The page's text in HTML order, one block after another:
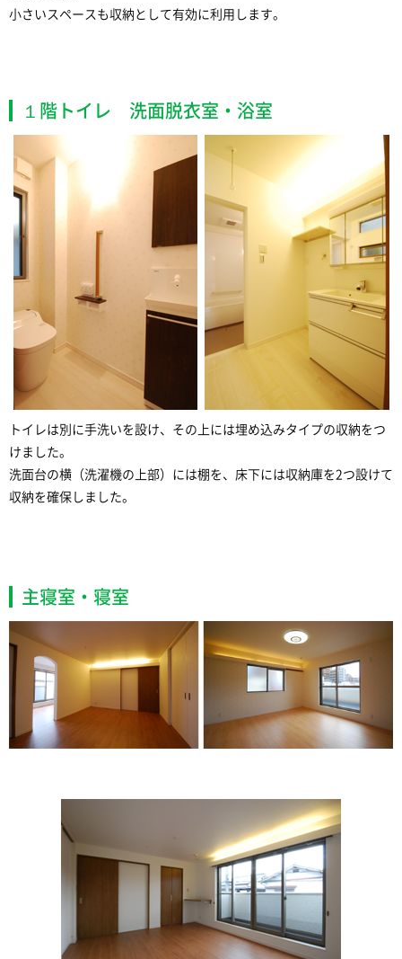
小さいスペースも収納として有効に利用します。
１階トイレ 洗面脱衣室・浴室
トイレは別に手洗いを設け、その上には埋め込みタイプの収納をつ
けました。
洗面台の横（洗濯機の上部）には棚を、床下には収納庫を2つ設けて
収納を確保しました。
主寝室・寝室